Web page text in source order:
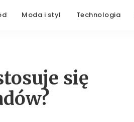
Moda i styl Technologia
się